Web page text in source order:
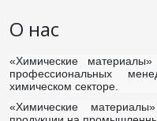
О нас
«Химические материалы»
профессиональных
химическом секторе.
«Химические материалы»